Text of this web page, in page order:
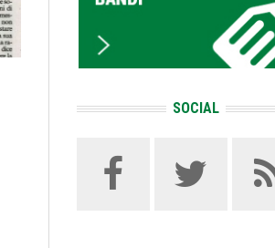
SOCIAL